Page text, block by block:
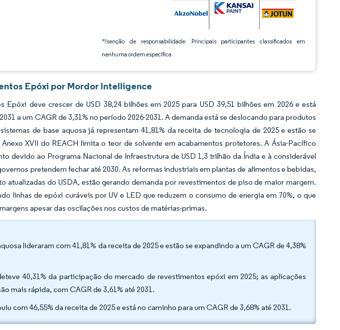
*Isenção de responsabilidade: Principais participantes classificados em
nenhuma ordem específica
Epóxi por Mordor Intelligence
deve crescer de USD 38,24 bilhões em 2025 para USD 39,51 bilhões em 2026 e está
a um CAGR de 3,31% no período 2026-2031. A demanda está se deslocando para produtos
de base aquosa já representam 41,81% da receita de tecnologia de 2025 e estão se
XVII do REACH limita o teor de solvente em acabamentos protetores. A Ásia-Pacífico
devido ao Programa Nacional de Infraestrutura de USD 1,3 trilhão da Índia e à considerável
pretendem fechar até 2030. As reformas industriais em plantas de alimentos e bebidas,
atualizadas do USDA, estão gerando demanda por revestimentos de piso de maior margem.
linhas de epóxi curáveis por UV e LED que reduzem o consumo de energia em 70%, o que
apesar das oscilações nos custos de matérias-primas.
lideraram com 41,81% da receita de 2025 e estão se expandindo a um CAGR de 4,38%
40,31% da participação do mercado de revestimentos epóxi em 2025; as aplicações
mais rápida, com CAGR de 3,61% até 2031.
com 46,55% da receita de 2025 e está no caminho para um CAGR de 3,68% até 2031.